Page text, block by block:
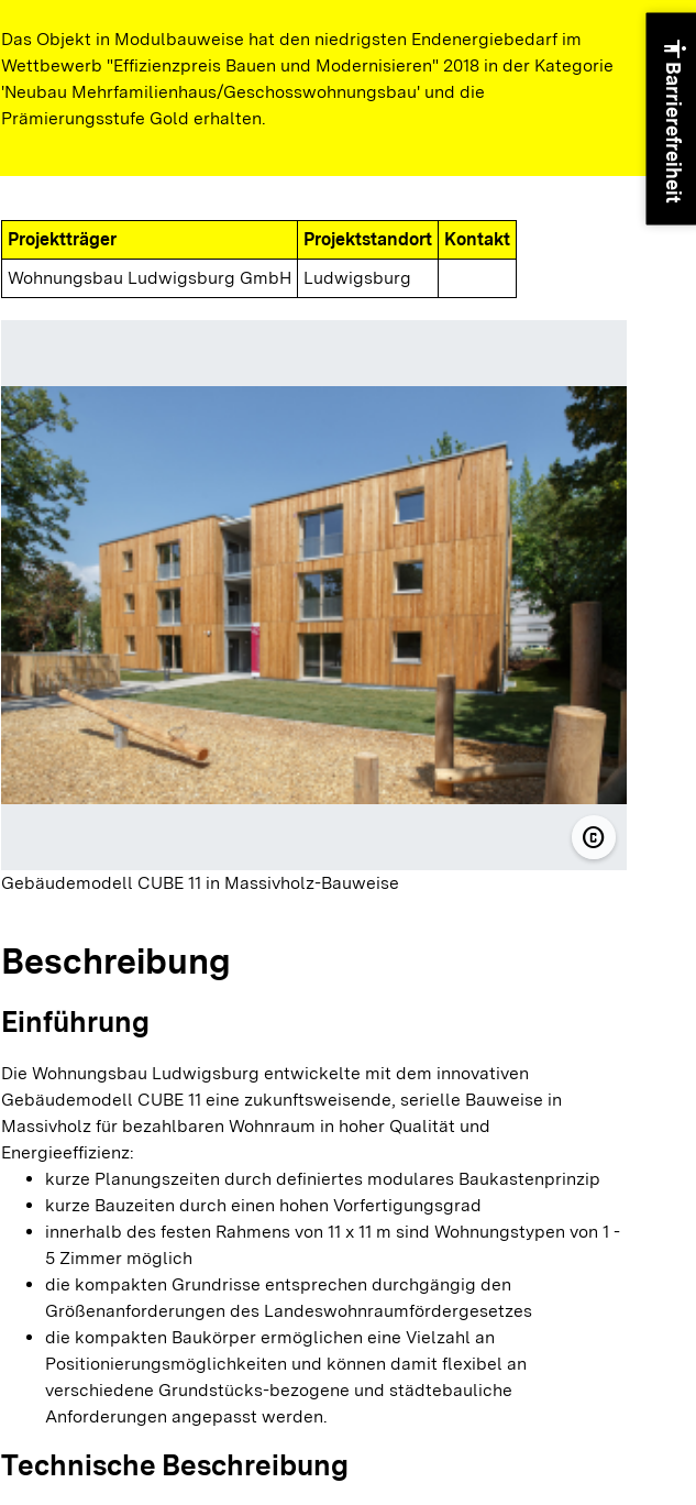
Das Objekt in Modulbauweise hat den niedrigsten Endenergiebedarf im
Wettbewerb "Effizienzpreis Bauen und Modernisieren" 2018 in der Kategorie
'Neubau Mehrfamilienhaus/Geschosswohnungsbau' und die
Prämierungsstufe Gold erhalten.
Projektträger Projektstandort
Kontakt
Wohnungsbau Ludwigsburg GmbH
Ludwigsburg
copyright
©
Gebäudemodell CUBE 11 in Massivholz-Bauweise
Beschreibung
Einführung
Die Wohnungsbau Ludwigsburg entwickelte mit dem innovativen
Gebäudemodell CUBE 11 eine zukunftsweisende, serielle Bauweise in
Massivholz für bezahlbaren Wohnraum in hoher Qualität und
Energieeffizienz:
kurze Planungszeiten durch definiertes modulares Baukastenprinzip
kurze Bauzeiten durch einen hohen Vorfertigungsgrad
innerhalb des festen Rahmens von 11 x 11 m sind Wohnungstypen von 1 -
5 Zimmer möglich
die kompakten Grundrisse entsprechen durchgängig den
Größenanforderungen des Landeswohnraumfördergesetzes
die kompakten Baukörper ermöglichen eine Vielzahl an
Positionierungsmöglichkeiten und können damit flexibel an
verschiedene Grundstücks-bezogene und städtebauliche
Anforderungen angepasst werden.
Technische Beschreibung
accessibility
Barrierefreiheit